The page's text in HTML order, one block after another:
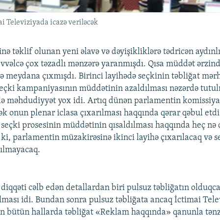
Televiziyada icazə veriləcək
təklif olunan yeni əlavə və dəyişikliklərə tədricən
çox təzadlı mənzərə yaranmışdı. Qısa müddət
meydana çıxmışdı. Birinci layihədə seçkinin təbliğat
kampaniyasının müddətinin azaldılması nəzərdə
məhdudiyyət yox idi. Artıq dünən parlamentin
onun plenar iclasa çıxarılması haqqında qərar qəbul
prosesinin müddətinin qısaldılması haqqında heç
parlamentin müzakirəsinə ikinci layihə çıxarılacaq və
cəlb edən detallardan biri pulsuz təbliğatın
idi. Bundan sonra pulsuz təbliğata ancaq İctimai
bütün hallarda təbliğat «Reklam haqqında» qanunla